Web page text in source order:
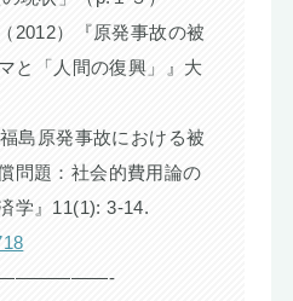
2012）『原発事故の被
と「人間の復興」』大
島原発事故における被
問題：社会的費用論の
学』11(1): 3-14.